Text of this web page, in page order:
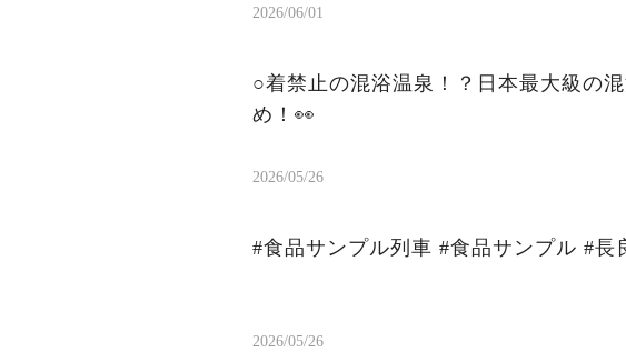
2026/06/01
○着禁止の混浴温泉！？日本最大級の
め！👀
2026/05/26
#食品サンプル列車 #食品サンプル #長
2026/05/26